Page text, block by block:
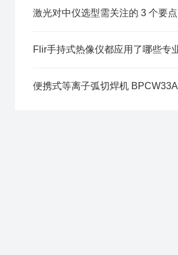
激光对中仪选型需关注的 3 个要点
便携式等离子弧切焊机 BPCW33A